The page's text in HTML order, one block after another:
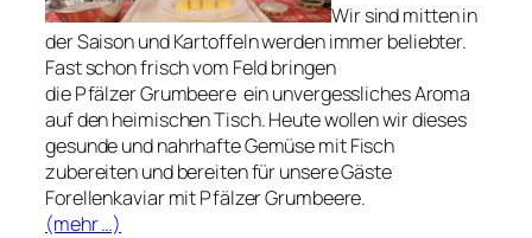
Wir sind mitten in
der Saison und Kartoffeln werden immer beliebter.
Fast schon frisch vom Feld bringen
die Pfälzer Grumbeere ein unvergessliches Aroma
auf den heimischen Tisch. Heute wollen wir dieses
gesunde und nahrhafte Gemüse mit Fisch
zubereiten und bereiten für unsere Gäste
Forellenkaviar mit Pfälzer Grumbeere.
(mehr …)